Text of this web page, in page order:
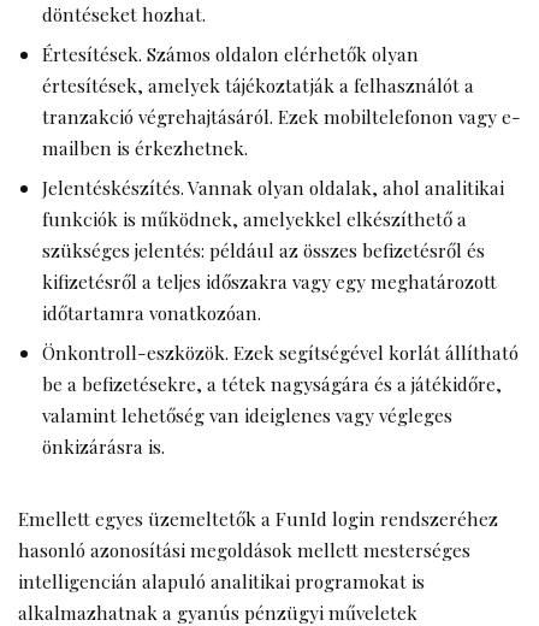
döntéseket hozhat.
Értesítések. Számos oldalon elérhetők olyan
értesítések, amelyek tájékoztatják a felhasználót a
tranzakció végrehajtásáról. Ezek mobiltelefonon vagy e-
mailben is érkezhetnek.
Jelentéskészítés. Vannak olyan oldalak, ahol analitikai
funkciók is működnek, amelyekkel elkészíthető a
szükséges jelentés: például az összes befizetésről és
kifizetésről a teljes időszakra vagy egy meghatározott
időtartamra vonatkozóan.
Önkontroll-eszközök. Ezek segítségével korlát állítható
be a befizetésekre, a tétek nagyságára és a játékidőre,
valamint lehetőség van ideiglenes vagy végleges
önkizárásra is.
Emellett egyes üzemeltetők a FunId login rendszeréhez
hasonló azonosítási megoldások mellett mesterséges
intelligencián alapuló analitikai programokat is
alkalmazhatnak a gyanús pénzügyi műveletek